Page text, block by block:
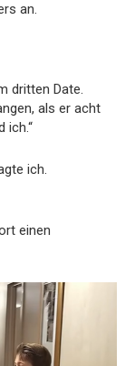
an.
dritten Date.
als er acht
ich.“
ich.
einen